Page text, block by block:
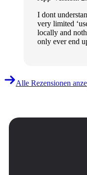
I dont
very limited
locally and
only ever end
Alle Rezensionen